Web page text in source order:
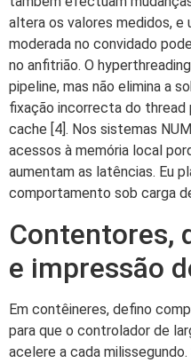
altera os valores medidos, e
moderada no convidado
no anfitrião. O
pipeline, mas não elimina a
fixação incorrecta do thread
cache [4]. Nos sistemas
acessos à memória local
aumentam as latências. Eu
comportamento sob carga
Contentores,
e impressão
Em contêineres, defino
para que o controlador de
acelere a cada